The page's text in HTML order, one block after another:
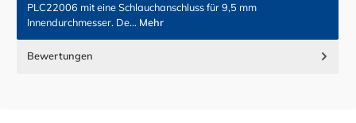
PLC22006 mit eine Schlauchanschluss für 9,5 mm
Innendurchmesser. De… Mehr
Bewertungen